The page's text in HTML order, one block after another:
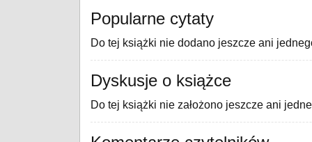
Popularne cytaty
Do tej książki nie dodano jeszcze ani
Dyskusje o książce
Do tej książki nie założono jeszcze ani